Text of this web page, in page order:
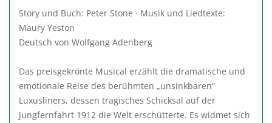
Story und Buch: Peter Stone · Musik und Liedtexte:
Maury Yeston
Deutsch von Wolfgang Adenberg
Das preisgekrönte Musical erzählt die dramatische und
emotionale Reise des berühmten „unsinkbaren“
Luxusliners, dessen tragisches Schicksal auf der
Jungfernfahrt 1912 die Welt erschütterte. Es widmet sich